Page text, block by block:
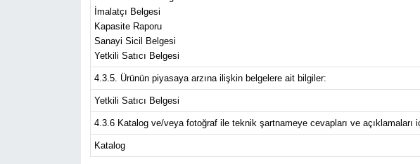
İmalatçı Belgesi
Kapasite Raporu
Sanayi Sicil Belgesi
Yetkili Satıcı Belgesi
4.3.5. Ürünün piyasaya arzına ilişkin belgelere ait bilgiler:
Yetkili Satıcı Belgesi
4.3.6 Katalog ve/veya fotoğraf ile teknik şartnameye cevapları ve açıklamaları
Katalog